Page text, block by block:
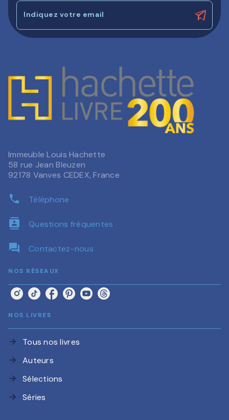
Indiquez votre email
Immeuble Louis Hachette
58 rue Jean Bleuzen
92178 Vanves CEDEX, France
phone Téléphone
contacts Questions fréquentes
question_answer Contactez-nous
NOS RÉSEAUX
NOS LIVRES
arrow_forward Tous nos livres
arrow_forward Auteurs
arrow_forward Sélections
arrow_forward Séries